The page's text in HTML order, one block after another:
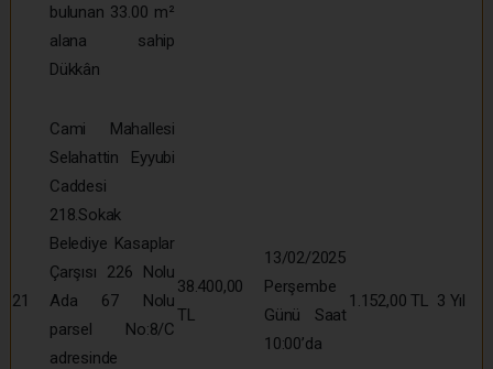
bulunan 33.00 m²
alana sahip
Dükkân
21
Cami Mahallesi
Selahattin Eyyubi
Caddesi
218.Sokak
Belediye Kasaplar
Çarşısı 226 Nolu
Ada 67 Nolu
parsel No:8/C
adresinde
38.400,00
TL
13/02/2025
Perşembe
Günü Saat
10:00’da
1.152,00 TL 3 Yıl